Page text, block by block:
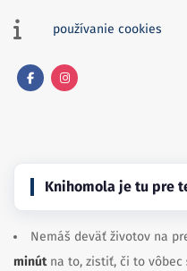
používanie cookies
Knihomola je tu pre
Nemáš deväť životov na
minútna to, zistiť, či to vôbec